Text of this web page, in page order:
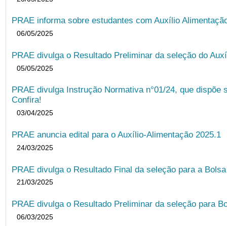
PRAE informa sobre estudantes com Auxílio
06/05/2025
PRAE divulga o Resultado Preliminar da seleção do
05/05/2025
PRAE divulga Instrução Normativa n°01/24, que
Confira!
03/04/2025
PRAE anuncia edital para o Auxílio-Alimentação 2025.1
24/03/2025
PRAE divulga o Resultado Final da seleção para a
21/03/2025
PRAE divulga o Resultado Preliminar da seleção para
06/03/2025